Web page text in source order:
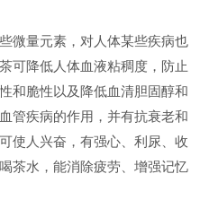
量元素，对人体某些疾病也
可降低人体血液粘稠度，防止
和脆性以及降低血清胆固醇和
管疾病的作用，并有抗衰老和
使人兴奋，有强心、利尿、收
茶水，能消除疲劳、增强记忆